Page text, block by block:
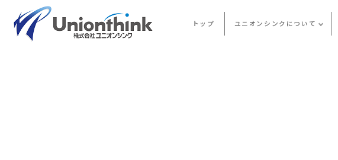
トップ ユニオンシンクについて